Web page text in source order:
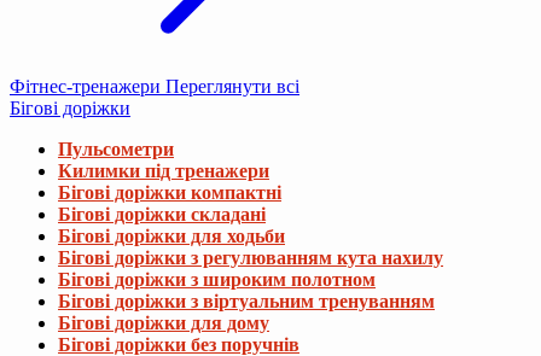
Фітнес-тренажери Переглянути всі
Бігові доріжки
Пульсометри
Килимки під тренажери
Бігові доріжки компактні
Бігові доріжки складані
Бігові доріжки для ходьби
Бігові доріжки з регулюванням кута нахилу
Бігові доріжки з широким полотном
Бігові доріжки з віртуальним тренуванням
Бігові доріжки для дому
Бігові доріжки без поручнів